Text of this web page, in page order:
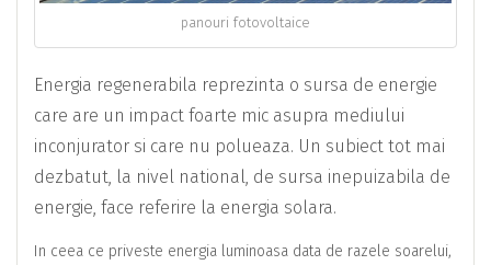
panouri fotovoltaice
Energia regenerabila reprezinta o sursa de energie
care are un impact foarte mic asupra mediului
inconjurator si care nu polueaza. Un subiect tot mai
dezbatut, la nivel national, de sursa inepuizabila de
energie, face referire la energia solara.
In ceea ce priveste energia luminoasa data de razele soarelui,